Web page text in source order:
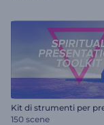
150 scene